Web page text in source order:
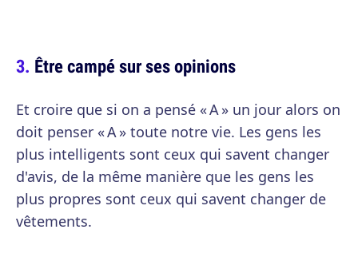
Être campé sur ses opinions
Et croire que si on a pensé « A » un jour alors on
doit penser « A » toute notre vie. Les gens les
plus intelligents sont ceux qui savent changer
d'avis, de la même manière que les gens les
plus propres sont ceux qui savent changer de
vêtements.